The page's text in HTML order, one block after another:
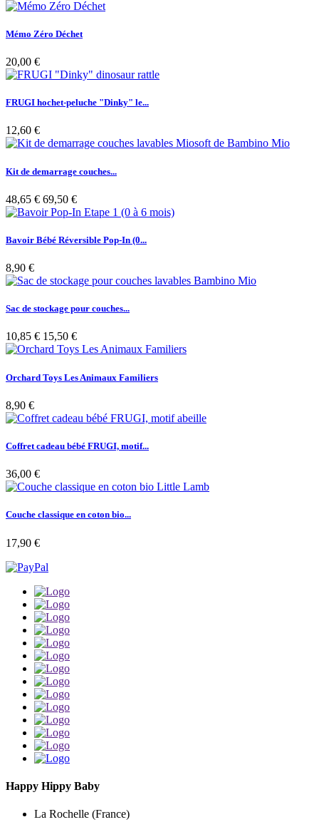
Mémo Zéro Déchet
20,00 €
FRUGI hochet-peluche "Dinky" le...
12,60 €
Kit de demarrage couches...
48,65 € 69,50 €
Bavoir Bébé Réversible Pop-In (0...
8,90 €
Sac de stockage pour couches...
10,85 € 15,50 €
Orchard Toys Les Animaux Familiers
8,90 €
Coffret cadeau bébé FRUGI, motif...
36,00 €
Couche classique en coton bio...
17,90 €
Happy Hippy Baby
La Rochelle (France)